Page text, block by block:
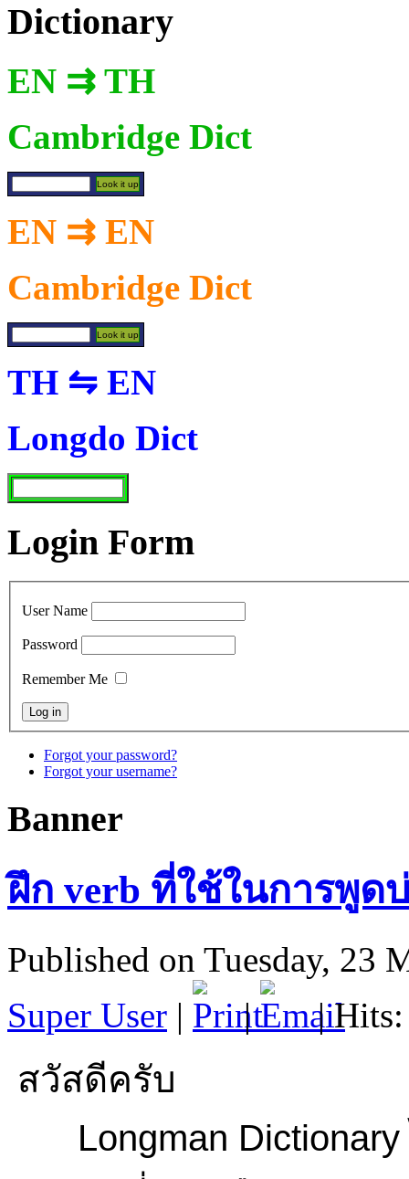
Dictionary
EN ⇉ TH
Cambridge Dict
EN ⇉ EN
Cambridge Dict
TH ⇋ EN
Longdo Dict
Login Form
User Name
Password
Remember Me
Forgot your password?
Forgot your username?
Banner
ฝึก verb ที่ใช้ในการพูด
Published on Tuesday, 23
Super User | | | Hits:
สวัสดีครับ
Longman Dictionary